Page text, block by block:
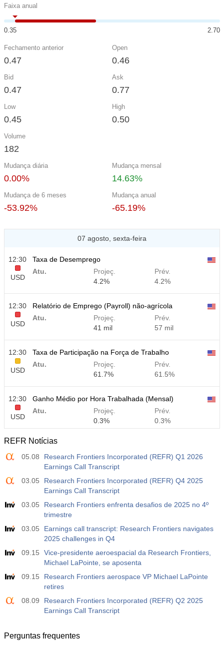
Faixa anual
0.35 2.70
Fechamento anterior
0.47
Open
0.46
Bid
0.47
Ask
0.77
Low
0.45
High
0.50
Volume
182
Mudança diária
0.00%
Mudança mensal
14.63%
Mudança de 6 meses
-53.92%
Mudança anual
-65.19%
07 agosto, sexta-feira
12:30
USD
Taxa de Desemprego
Atu.
Projeç.
4.2%
Prév.
4.2%
12:30
USD
Relatório de Emprego (Payroll) não-agrícola
Atu.
Projeç.
41 mil
Prév.
57 mil
12:30
USD
Taxa de Participação na Força de Trabalho
Atu.
Projeç.
61.7%
Prév.
61.5%
12:30
USD
Ganho Médio por Hora Trabalhada (Mensal)
Atu.
Projeç.
0.3%
Prév.
0.3%
12:30
Ganho Médio por Hora Trabalhada (Anual)
Atu.
Projeç.
3.5%
Prév.
USD
Relatório de Emprego - Payroll - Privado
Atu.
Projeç.
Prév.
USD
Taxa de Desemprego U6
Atu.
Projeç.
7.9%
Prév.
USD
Contagem de Sondas Baker Hughes
Atu.
Projeç.
Prév.
Contagem Total de Sondas dos EUA por Baker
Hughes
REFR Notícias
05.08
Research Frontiers Incorporated (REFR) Q1 2026
Earnings Call Transcript
03.05
Research Frontiers Incorporated (REFR) Q4 2025
Earnings Call Transcript
03.05
Research Frontiers enfrenta desafios de 2025 no 4º
trimestre
03.05
Earnings call transcript: Research Frontiers navigates
2025 challenges in Q4
09.15
Vice-presidente aeroespacial da Research Frontiers,
Michael LaPointe, se aposenta
09.15
Research Frontiers aerospace VP Michael LaPointe
retires
08.09
Research Frontiers Incorporated (REFR) Q2 2025
Earnings Call Transcript
Perguntas frequentes